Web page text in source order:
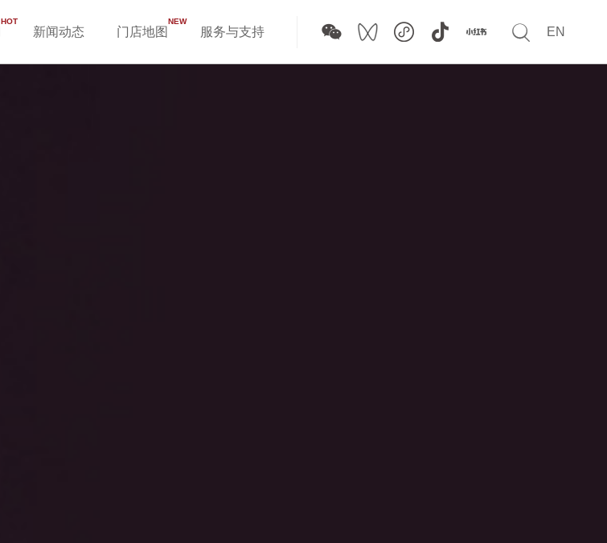
HOT
新闻动态 门店地图
NEW
服务与支持  EN